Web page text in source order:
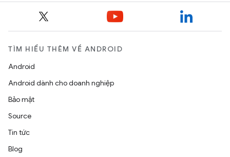
TÌM HIỂU THÊM VỀ ANDROID
Android
Android dành cho doanh nghiệp
Bảo mật
Source
Tin tức
Blog